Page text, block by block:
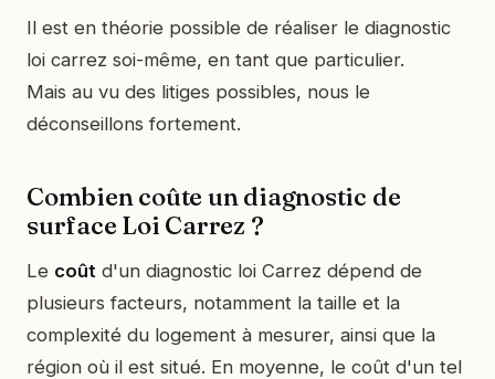
Il est en théorie possible de réaliser le diagnostic
loi carrez soi-même, en tant que particulier.
Mais au vu des litiges possibles, nous le
déconseillons fortement.
Combien coûte un diagnostic de
surface Loi Carrez ?
Le coût d'un diagnostic loi Carrez dépend de
plusieurs facteurs, notamment la taille et la
complexité du logement à mesurer, ainsi que la
région où il est situé. En moyenne, le coût d'un tel